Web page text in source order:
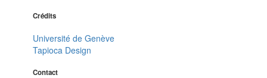
Crédits
Université de Genève
Tapioca Design
Contact